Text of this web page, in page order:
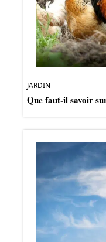
JARDIN
Que faut-il savoir